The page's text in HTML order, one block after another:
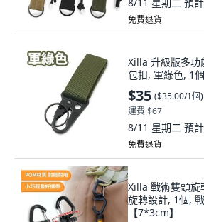
免費退貨
Xilla 升級版多功
包扣, 軍綠色, 1個
$35 ($35.00/1個)
運費 $67
8/11 星期二 預
免費退貨
Xilla 戰術雙頭旋
旋轉設計, 1個,
【7*3cm】